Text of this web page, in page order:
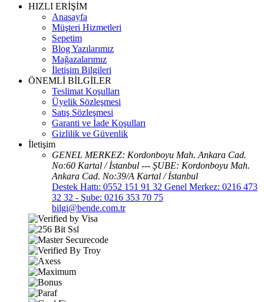
HIZLI ERİŞİM
Anasayfa
Müşteri Hizmetleri
Sepetim
Blog Yazılarımız
Mağazalarımız
İletişim Bilgileri
ÖNEMLİ BİLGİLER
Teslimat Koşulları
Üyelik Sözleşmesi
Satış Sözleşmesi
Garanti ve İade Koşulları
Gizlilik ve Güvenlik
İletişim
GENEL MERKEZ: Kordonboyu Mah. Ankara Cad.
No:60 Kartal / İstanbul --- ŞUBE: Kordonboyu Mah.
Ankara Cad. No:39/A Kartal / İstanbul
Destek Hattı: 0552 151 91 32 Genel Merkez: 0216 473
32 32 - Şube: 0216 353 70 75
bilgi@bende.com.tr